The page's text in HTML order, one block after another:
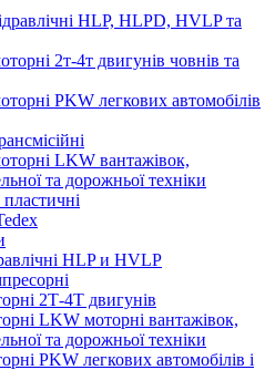
HLP, HLPD, HVLP та
2т-4т двигунів човнів та
PKW легкових автомобілів
LKW вантажівок,
та дорожньої техніки
HLP и HVLP
2Т-4Т двигунів
LKW моторні вантажівок,
та дорожньої техніки
PKW легкових автомобілів і